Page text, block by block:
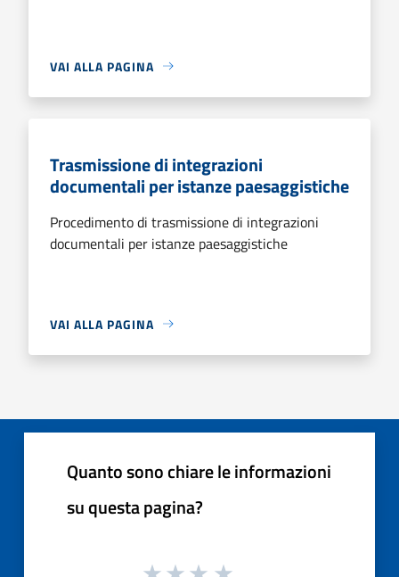
VAI ALLA PAGINA
Trasmissione di integrazioni
documentali per istanze paesaggistiche
Procedimento di trasmissione di integrazioni
documentali per istanze paesaggistiche
VAI ALLA PAGINA
Quanto sono chiare le informazioni
su questa pagina?